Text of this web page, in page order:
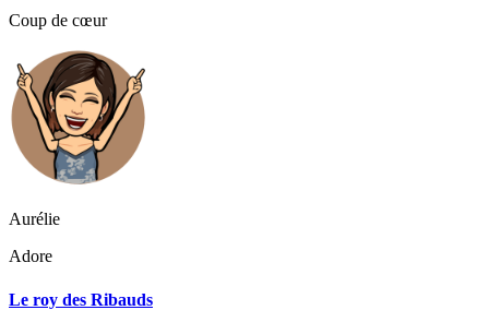
Coup de cœur
Aurélie
Adore
Le roy des Ribauds